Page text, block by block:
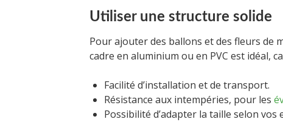
Utiliser une structure solide
Pour ajouter des ballons et des fleurs de
cadre en aluminium ou en PVC est idéal,
Facilité d’installation et de transport.
Résistance aux intempéries, pour les
Possibilité d’adapter la taille selon vos